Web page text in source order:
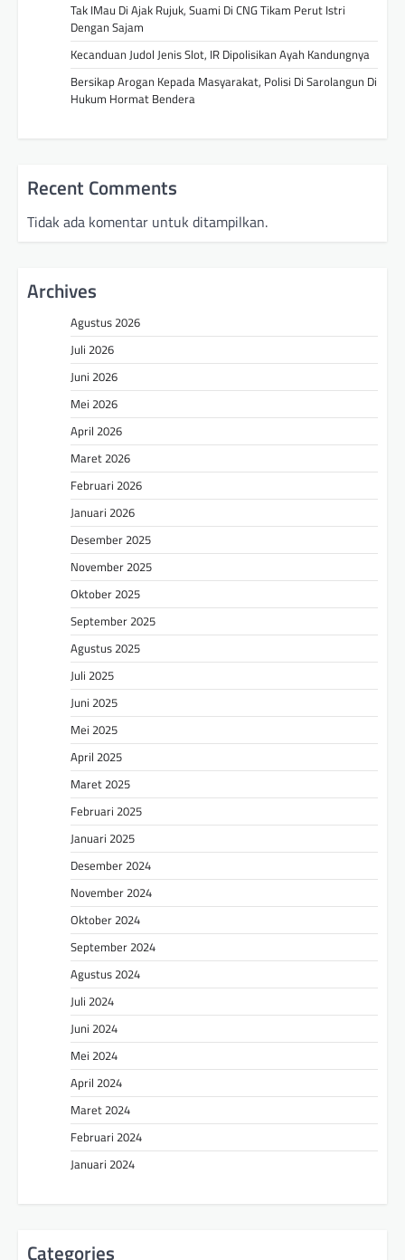
Tak IMau Di Ajak Rujuk, Suami Di CNG Tikam Perut Istri
Dengan Sajam
Kecanduan Judol Jenis Slot, IR Dipolisikan Ayah Kandungnya
Bersikap Arogan Kepada Masyarakat, Polisi Di Sarolangun Di
Hukum Hormat Bendera
Recent Comments
Tidak ada komentar untuk ditampilkan.
Archives
Agustus 2026
Juli 2026
Juni 2026
Mei 2026
April 2026
Maret 2026
Februari 2026
Januari 2026
Desember 2025
November 2025
Oktober 2025
September 2025
Agustus 2025
Juli 2025
Juni 2025
Mei 2025
April 2025
Maret 2025
Februari 2025
Januari 2025
Desember 2024
November 2024
Oktober 2024
September 2024
Agustus 2024
Juli 2024
Juni 2024
Mei 2024
April 2024
Maret 2024
Februari 2024
Januari 2024
Categories